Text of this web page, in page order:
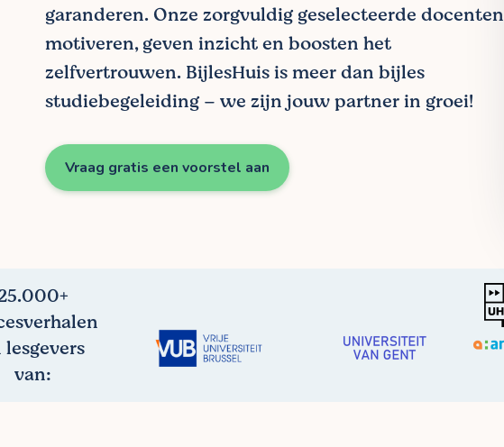
garanderen. Onze zorgvuldig geselecteerde docenten
motiveren, geven inzicht en boosten het
zelfvertrouwen. BijlesHuis is meer dan bijles
studiebegeleiding – we zijn jouw partner in groei!
Vraag gratis een voorstel aan
lesgevers
van: